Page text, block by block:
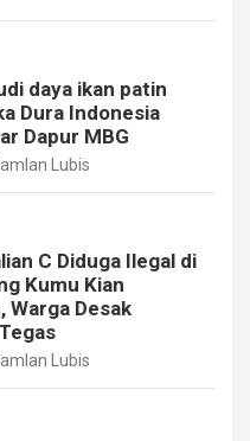
daya ikan patin
Dura Indonesia
Dapur MBG
Lubis
C Diduga Ilegal di
Kumu Kian
Warga Desak
Lubis